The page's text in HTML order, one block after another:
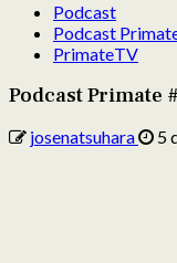
Podcast
Podcast
PrimateTV
Podcast Primate
josenatsuhara 5